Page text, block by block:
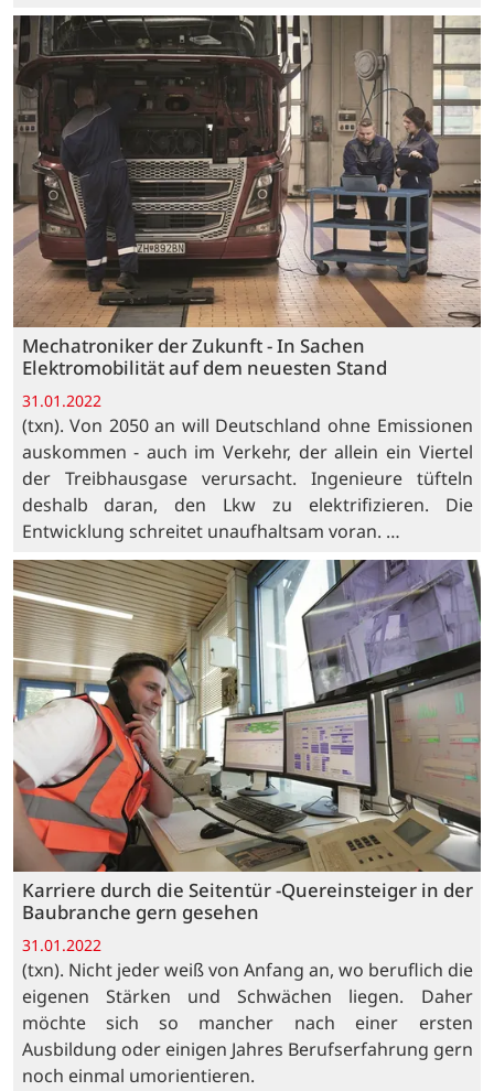
Mechatroniker der Zukunft - In Sachen
Elektromobilität auf dem neuesten Stand
31.01.2022
(txn). Von 2050 an will Deutschland ohne Emissionen
auskommen - auch im Verkehr, der allein ein Viertel
der Treibhausgase verursacht. Ingenieure tüfteln
deshalb daran, den Lkw zu elektrifizieren. Die
Entwicklung schreitet unaufhaltsam voran. …
Karriere durch die Seitentür -Quereinsteiger in der
Baubranche gern gesehen
31.01.2022
(txn). Nicht jeder weiß von Anfang an, wo beruflich die
eigenen Stärken und Schwächen liegen. Daher
möchte sich so mancher nach einer ersten
Ausbildung oder einigen Jahres Berufserfahrung gern
noch einmal umorientieren.